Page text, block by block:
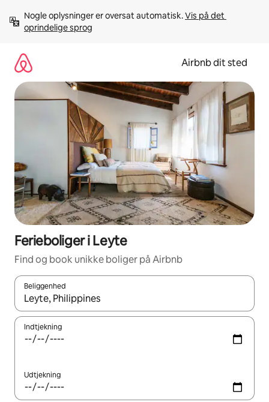
videre
Nogle oplysninger er oversat automatisk. Vis på det
oprindelige sprog
Airbnb dit sted
Ferieboliger i Leyte
Find og book unikke boliger på Airbnb
Beliggenhed
Når resultaterne er tilgængelige, skal du navigere med
Indtjekning
Udtjekning